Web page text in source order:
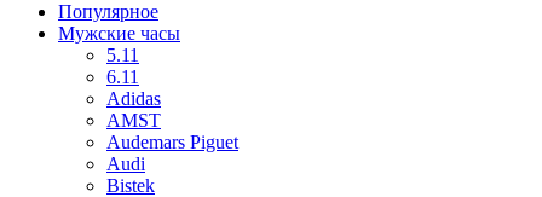
Популярное
Мужские часы
5.11
6.11
Adidas
AMST
Audemars Piguet
Audi
Bistek